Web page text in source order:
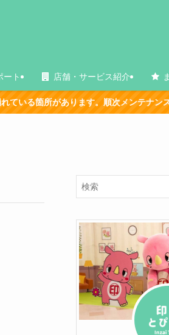
ート 店舗・サービス紹介
があります。順次メンテナンス中です。